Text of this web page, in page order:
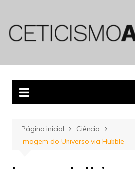
conteúdo
Página inicial
Ciência
Imagem do Universo via Hubble